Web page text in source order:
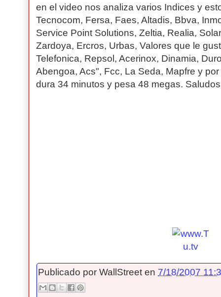
en el video nos analiza varios Indices y
Tecnocom, Fersa, Faes, Altadis, Bbva,
Service Point Solutions, Zeltia, Realia,
Zardoya, Ercros, Urbas, Valores que le
Telefonica, Repsol, Acerinox, Dinamia,
Abengoa, Acs", Fcc, La Seda, Mapfre y
dura 34 minutos y pesa 48 megas.
Publicado porWallStreet en 7/18/2007